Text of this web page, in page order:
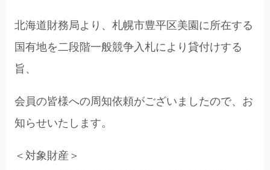
北海道財務局より、札幌市豊平区美園に所在する
国有地を二段階一般競争入札により貸付けする
旨、
会員の皆様への周知依頼がございましたので、お
知らせいたします。
＜対象財産＞